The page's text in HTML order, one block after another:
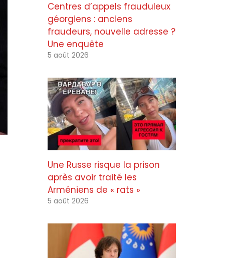
Centres d’appels frauduleux
géorgiens : anciens
fraudeurs, nouvelle adresse ?
Une enquête
5 août 2026
Une Russe risque la prison
après avoir traité les
Arméniens de « rats »
5 août 2026